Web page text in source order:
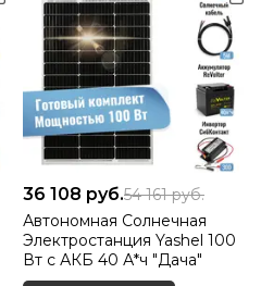
36 108 руб.54 161руб.
Автономная Солнечная
Электростанция Yashel 100
Вт с АКБ 40 А*ч "Дача"